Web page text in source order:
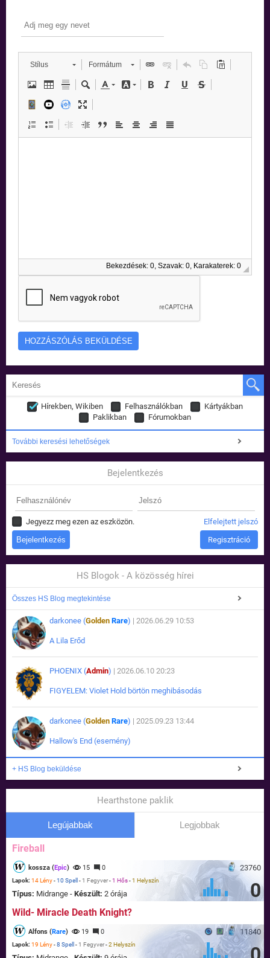
Stílus Formátum
Bekezdések: 0, Szavak: 0, Karakaterek: 0
Hírekben, Wikiben Felhasználókban
Kártyákban
Paklikban
Fórumokban
További keresési lehetőségek
Bejelentkezés
Jegyezz meg ezen az eszközön. Elfelejtett jelszó
Regisztráció
HS Blogok - A közösség hírei
Összes HS Blog megtekintése
darkonee (Golden Rare) | 2026.06.29 10:53
A Lila Erőd
PHOENIX (Admin) | 2026.06.10 20:23
FIGYELEM: Violet Hold börtön meghibásodás
darkonee (Golden Rare) | 2025.09.23 13:44
Hallow's End (esemény)
+ HS Blog beküldése
Hearthstone paklik
Legújabbak Legjobbak
Fireball
23760
kossza (Epic) 15 0
Lapok: 14 Lény-10 Spell - 1 Fegyver-1 Hős-1 Helyszín
Típus: Midrange - Készült: 2 órája 0
Wild- Miracle Death Knight?
11840
Alfons (Rare) 19 0
Lapok: 19 Lény-8 Spell - 1 Fegyver-2 Helyszín